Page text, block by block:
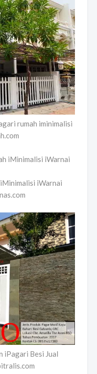
rumah iminimalisi
iWarnai
iPagari Besi Jual